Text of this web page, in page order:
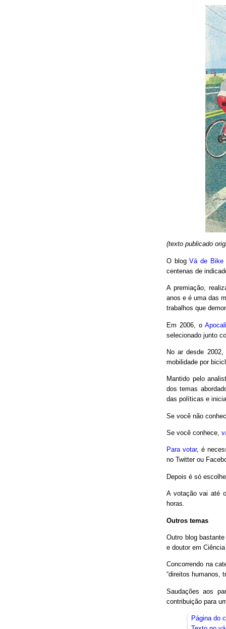
(texto publicado
O blogVá de Bike
centenas de
A premiação,
anos e é uma das
trabalhos que
Em 2006, o
selecionado junto
No ar desde
mobilidade por
Mantido pelo
dos temas
das políticas e
Se você não
Se você conhece,
Para votar, é
no Twitter ou
Depois é só
A votação vai até
horas.
Outros temas
Outro blog
e doutor em
Concorrendo na
“direitos humanos,
Saudações aos
contribuição para
Página do